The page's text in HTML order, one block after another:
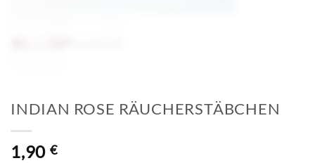
INDIAN ROSE RÄUCHERSTÄBCHEN
1,90 €